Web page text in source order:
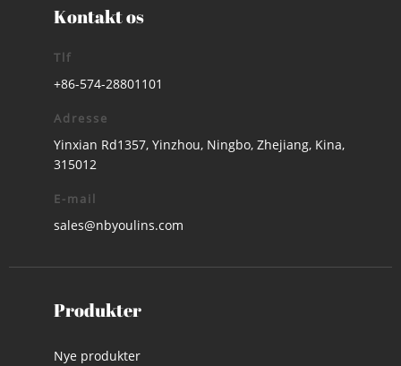
Kontakt os
Tlf
+86-574-28801101
Adresse
Yinxian Rd1357, Yinzhou, Ningbo, Zhejiang, Kina,
315012
E-mail
sales@nbyoulins.com
Produkter
Nye produkter